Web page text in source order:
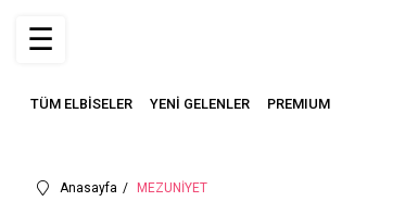
TÜM ELBİSELER YENİ GELENLER PREMIUM
☰
Anasayfa MEZUNİYET